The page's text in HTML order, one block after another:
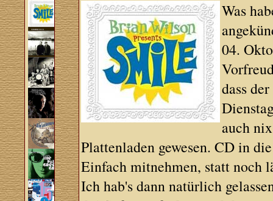
Was
04.
dass
auch
Plattenladen gewesen. CD in
Einfach mitnehmen, statt noch
Ich hab's dann natürlich